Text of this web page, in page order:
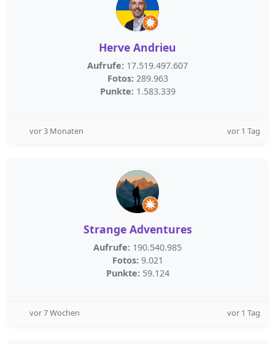
Herve Andrieu
Aufrufe: 17.519.497.607
Fotos: 289.963
Punkte: 1.583.339
vor 3 Monaten vor 1 Tag
Strange Adventures
Aufrufe: 190.540.985
Fotos: 9.021
Punkte: 59.124
vor 7 Wochen vor 1 Tag